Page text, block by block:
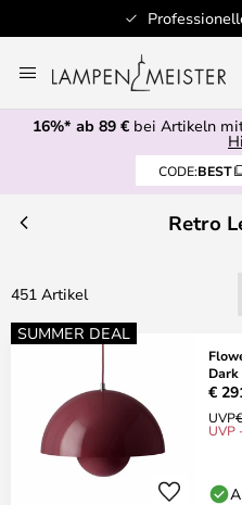
Inhalt
springen
16%* ab 89 € bei Artikeln
CODE:BEST
Retro
451 Artikel
SUMMER DEAL
€
UVP
UVP